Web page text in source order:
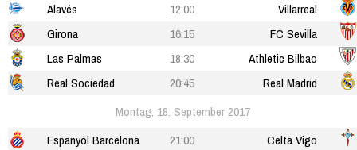
Alavés
12:00
Villarreal
Girona
16:15
FC Sevilla
Las Palmas
18:30
Athletic Bilbao
Real Sociedad
20:45
Real Madrid
Montag, 18. September 2017
Espanyol Barcelona
21:00 Celta Vigo